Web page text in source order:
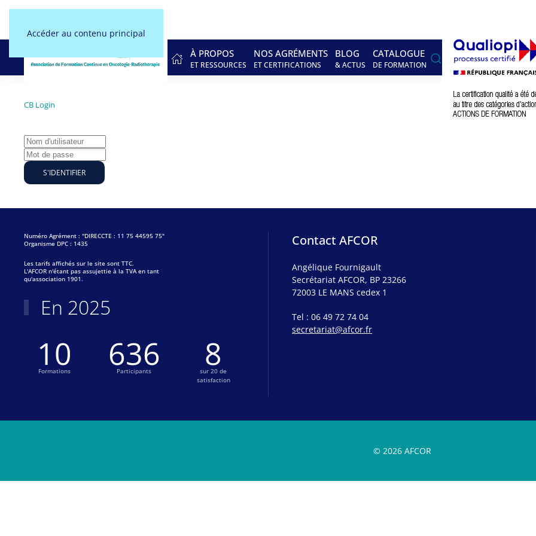
Accéder au contenu principal
À PROPOS
ET RESSOURCES
NOS AGRÉMENTS
ET CERTIFICATIONS
BLOG
& ACTUS
CATALOGUE
DE FORMATION
CB Login
S'IDENTIFIER
Numéro Agrément : "DIRECCTE : 11 75 44595 75"
Organisme DPC : 1435
Les tarifs affichés sur le site sont TTC.
L'AFCOR n'étant pas assujettie à la TVA en tant
qu'association 1901.
En 2025
10
Formations 667
Participants 9
sur 20 de
satisfaction
Contact AFCOR
Angélique Fournigault
Secrétariat AFCOR, BP 23266
72003 LE MANS cedex 1
Tel : 06 49 72 74 04
secretariat@afcor.fr
© 2026 AFCOR